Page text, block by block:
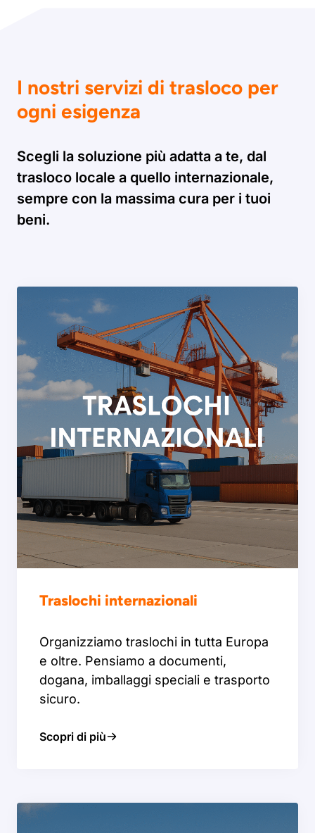
I nostri servizi di trasloco per
ogni esigenza
Scegli la soluzione più adatta a te, dal
trasloco locale a quello internazionale,
sempre con la massima cura per i tuoi
beni.
Traslochi internazionali
Organizziamo traslochi in tutta Europa
e oltre. Pensiamo a documenti,
dogana, imballaggi speciali e trasporto
sicuro.
Scopri di più